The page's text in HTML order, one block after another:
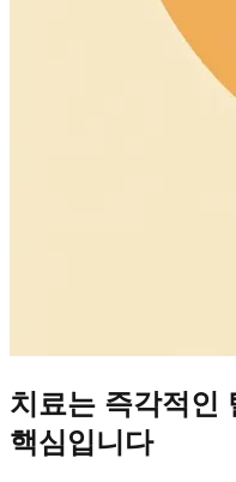
치료는 즉각적인
핵심입니다